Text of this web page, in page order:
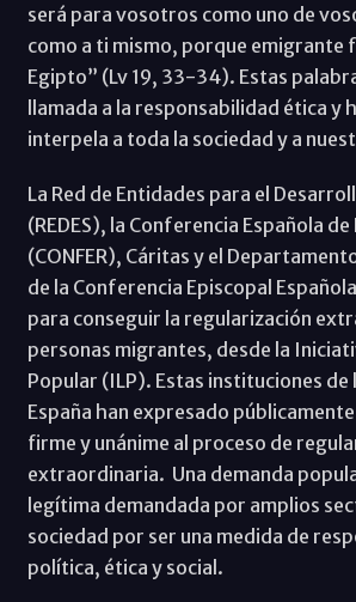
será para vosotros como uno de
como a ti mismo, porque emigrante
Egipto” (Lv 19, 33-34). Estas
llamada a la responsabilidad ética y
interpela a toda la sociedad y a
La Red de Entidades para el
(REDES), la Conferencia Española
(CONFER), Cáritas y el
de la Conferencia Episcopal
para conseguir la regularización
personas migrantes, desde la
Popular (ILP). Estas instituciones de
España han expresado
firme y unánime al proceso de
extraordinaria. Una demanda
legítima demandada por amplios
sociedad por ser una medida de
política, ética y social.